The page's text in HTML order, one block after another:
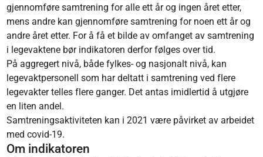
gjennomføre samtrening for alle ett år og ingen året etter,
mens andre kan gjennomføre samtrening for noen ett år og
andre året etter. For å få et bilde av omfanget av samtrening
i legevaktene bør indikatoren derfor følges over tid.
På aggregert nivå, både fylkes- og nasjonalt nivå, kan
legevaktpersonell som har deltatt i samtrening ved flere
legevakter telles flere ganger. Det antas imidlertid å utgjøre
en liten andel.
Samtreningsaktiviteten kan i 2021 være påvirket av arbeidet
med covid-19.
Om indikatoren